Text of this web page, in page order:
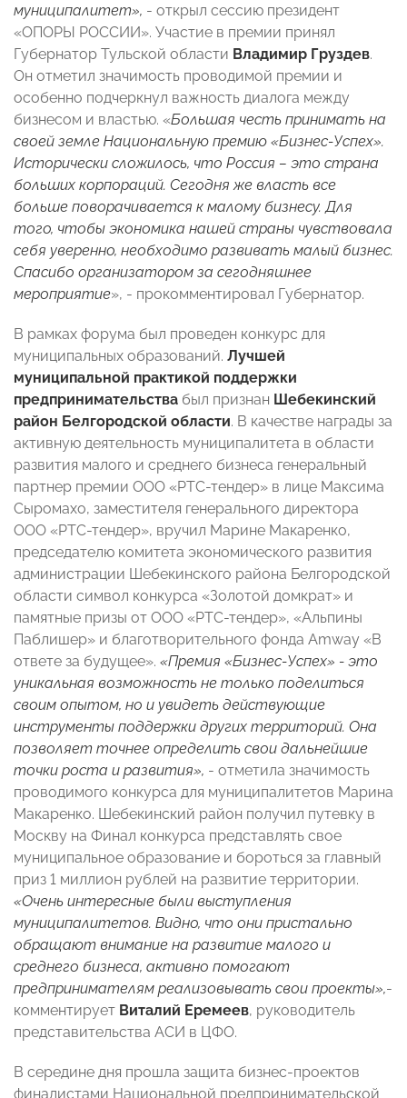
муниципалитет», - открыл сессию президент
«ОПОРЫ РОССИИ». Участие в премии принял
Губернатор Тульской области Владимир Груздев.
Он отметил значимость проводимой премии и
особенно подчеркнул важность диалога между
бизнесом и властью. «Большая честь принимать на
своей земле Национальную премию «Бизнес-Успех».
Исторически сложилось, что Россия – это страна
больших корпораций. Сегодня же власть все
больше поворачивается к малому бизнесу. Для
того, чтобы экономика нашей страны чувствовала
себя уверенно, необходимо развивать малый бизнес.
Спасибо организатором за сегодняшнее
мероприятие», - прокомментировал Губернатор.
В рамках форума был проведен конкурс для
муниципальных образований. Лучшей
муниципальной практикой поддержки
предпринимательства был признан Шебекинский
район Белгородской области. В качестве награды за
активную деятельность муниципалитета в области
развития малого и среднего бизнеса генеральный
партнер премии ООО «РТС-тендер» в лице Максима
Сыромахо, заместителя генерального директора
ООО «РТС-тендер», вручил Марине Макаренко,
председателю комитета экономического развития
администрации Шебекинского района Белгородской
области символ конкурса «Золотой домкрат» и
памятные призы от ООО «РТС-тендер», «Альпины
Паблишер» и благотворительного фонда Amway «В
ответе за будущее». «Премия «Бизнес-Успех» - это
уникальная возможность не только поделиться
своим опытом, но и увидеть действующие
инструменты поддержки других территорий. Она
позволяет точнее определить свои дальнейшие
точки роста и развития», - отметила значимость
проводимого конкурса для муниципалитетов Марина
Макаренко. Шебекинский район получил путевку в
Москву на Финал конкурса представлять свое
муниципальное образование и бороться за главный
приз 1 миллион рублей на развитие территории.
«Очень интересные были выступления
муниципалитетов. Видно, что они пристально
обращают внимание на развитие малого и
среднего бизнеса, активно помогают
предпринимателям реализовывать свои проекты»,-
комментирует Виталий Еремеев, руководитель
представительства АСИ в ЦФО.
В середине дня прошла защита бизнес-проектов
финалистами Национальной предпринимательской